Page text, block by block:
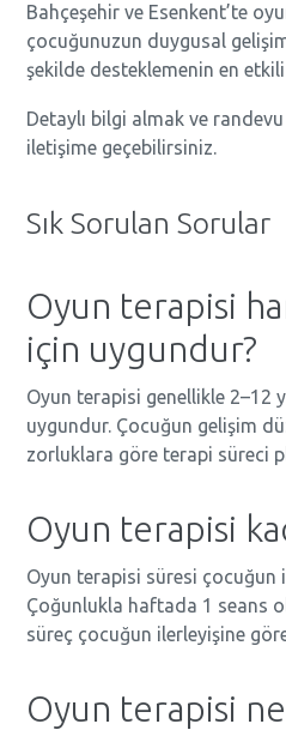
Bahçeşehir ve Esenkent’te
çocuğunuzun duygusal
şekilde desteklemenin en
Detaylı bilgi almak ve
iletişime geçebilirsiniz.
Sık Sorulan Sorular
Oyun terapisi
için uygundur?
Oyun terapisi genellikle 2–12
uygundur. Çocuğun gelişim
zorluklara göre terapi süreci
Oyun terapisi
Oyun terapisi süresi çocuğun
Çoğunlukla haftada 1 seans
süreç çocuğun ilerleyişine
Oyun terapisi